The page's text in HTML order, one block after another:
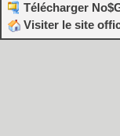
Télécharger
Visiter le site